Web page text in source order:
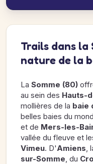
Trails dans la
nature de la
La Somme (80)
au sein des Hauts-
mollières de la baie
belles baies du
et de Mers-les-
vallée du fleuve et
Vimeu. D'Amiens,
sur-Somme, du